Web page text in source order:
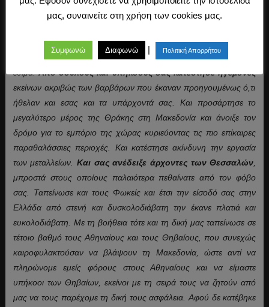
βαρβάρους γείτονές μας, έτσι ώστε για την ασφάλειά σας να
περισσότερο στη δική σας ανδρεία. Και σας ανέδειξε σε κατοίκους
πόλεων και τη ζωή σας οργάνωσε με χρήσιμους νόμους και
έθιμα.Από δούλους και υπηκόους σάς κατέστησε ηγεμόνες
εκείνων ακριβώς των βαρβάρων που έκαναν προηγουμένως ό,τι
ήθελαν και εσας και τα υπάρχοντά σας. Και προσάρτησε το
μεγαλύτερο μέρος της Θράκης στη Μακεδονία και άνοιξε τον
δρόμο για το εμπόριο της χώρας κυριεύοντας τις πιο επίκαιρες
παραθαλάσσιες περιοχές. Και κατέστησε ακίνδυνη την εργασία
των μεταλλείων.Και σας ανέδειξε άρχοντες των Θεσσαλών,
μπροστά στους οποίους παλαιότερα πεθαίνατε από τον φόβο
σας. Ταπείνωσε και τους Φωκείς και έτσι την είσοδό σας στην
Ελλάδα από στενή και δυσκολοδιάβατη την έκανε πλατιά και
ευκολοδιάβατη. Με τη βοήθεια τότε και τη δική μας ταπείνωσε σε
τέτοιο βαθμό τους Αθηναίους και τους Θηβαίους, που συνεχώς
καιροφυλακτούσαν να βλάψουν τη Μακεδονία, ώστε αντί να
πληρώνομε εμείς φόρους στους Αθηναίους και να είμαστε
υπήκοοι των Θηβαίων, εκείνοι με τη σειρά τους να ζητούν από
μας να τους παρέχομε τη δική τους ασφάλεια. Αφού δε κατέβηκε
μας, συναινείτε στη χρήση των cookies μας.
Συμφωνώ Διαφωνώ | Πολιτική Απορρήτου